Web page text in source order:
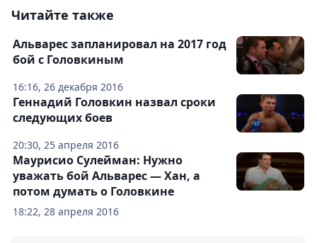
Читайте также
16:16, 26 декабря 2016
Альварес запланировал на 2017 год
бой с Головкиным
20:30, 25 апреля 2016
Геннадий Головкин назвал сроки
следующих боев
18:22, 28 апреля 2016
Маурисио Сулейман: Нужно
уважать бой Альварес — Хан, а
потом думать о Головкине